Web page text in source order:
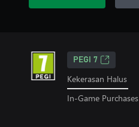
PEGI 7
Kekerasan Halus
In-Game Purchases